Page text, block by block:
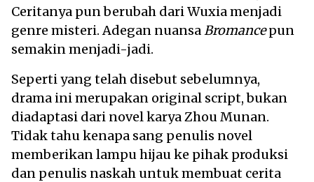
Ceritanya pun berubah dari Wuxia menjadi
genre misteri. Adegan nuansaBromancepun
semakin menjadi-jadi.
Seperti yang telah disebut sebelumnya,
drama ini merupakan original script, bukan
diadaptasi dari novel karya Zhou Munan.
Tidak tahu kenapa sang penulis novel
memberikan lampu hijau ke pihak produksi
dan penulis naskah untuk membuat cerita